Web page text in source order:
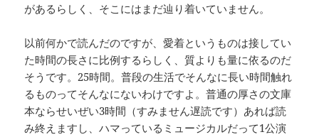
があるらしく、そこにはまだ辿り着いていません。
以前何かで読んだのですが、愛着というものは接してい
た時間の長さに比例するらしく、質よりも量に依るのだ
そうです。25時間。普段の生活でそんなに長い時間触れ
るものってそんなにないわけですよ。普通の厚さの文庫
本ならせいぜい3時間（すみません遅読です）あれば読
み終えますし、ハマっているミュージカルだって1公演